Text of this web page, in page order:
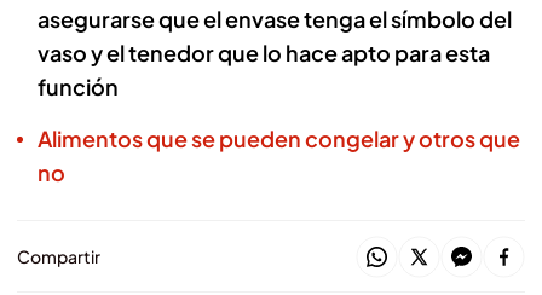
asegurarse que el envase tenga el símbolo del
vaso y el tenedor que lo hace apto para esta
función
Alimentos que se pueden congelar y otros que
no
Compartir